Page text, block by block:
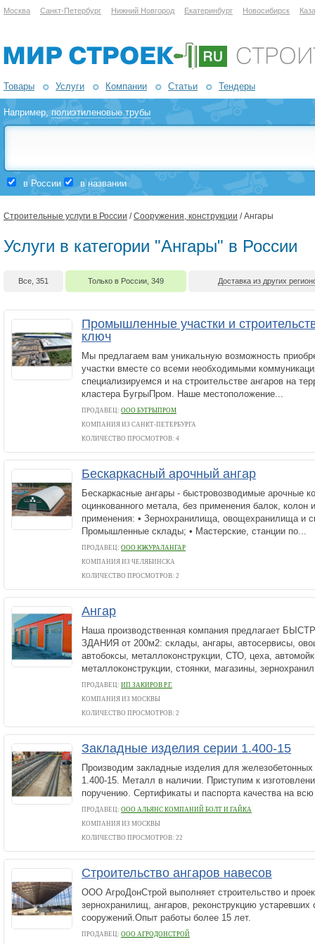
Москва Санкт-Петербург Нижний Новгород Екатеринбург Новосибирск
Товары Услуги Компании Статьи Тендеры
Например,полиэтиленовые трубы
в России в названии
Строительные услуги в России /Сооружения, конструкции / Ангары
Услуги в категории "Ангары" в России
Все, 351 Только в России, 349 Доставка из других
Промышленные участки и
ключ
Мы предлагаем вам уникальную возможность
участки вместе со всеми необходимыми
специализируемся и на строительстве ангаров на
кластера БугрыПром. Наше местоположение...
ПРОДАВЕЦ: ООО БУГРЫПРОМ
КОМПАНИЯ ИЗ САНКТ-ПЕТЕРБУРГА
КОЛИЧЕСТВО ПРОСМОТРОВ: 4
Бескаркасный арочный ангар
Бескаркасные ангары - быстровозводимые арочные
оцинкованного метала, без применения балок, колон
применения: • Зернохранилища, овощехранилища и
Промышленные склады; • Мастерские, станции по...
ПРОДАВЕЦ: ООО ЮЖУРАЛАНГАР
КОМПАНИЯ ИЗ ЧЕЛЯБИНСКА
КОЛИЧЕСТВО ПРОСМОТРОВ: 2
Ангар
Наша производственная компания предлагает
ЗДАНИЯ от 200м2: склады, ангары, автосервисы,
автобоксы, металлоконструкции, СТО, цеха,
металлоконструкции, стоянки, магазины,
ПРОДАВЕЦ: ИП ЗАКИРОВ Р.Г.
КОМПАНИЯ ИЗ МОСКВЫ
КОЛИЧЕСТВО ПРОСМОТРОВ: 2
Закладные изделия серии 1.400-15
Производим закладные изделия для железобетонных
1.400-15. Металл в наличии. Приступим к
поручению. Сертификаты и паспорта качества на
ПРОДАВЕЦ: ООО АЛЬЯНС КОМПАНИЙ БОЛТ И ГАЙКА
КОМПАНИЯ ИЗ МОСКВЫ
КОЛИЧЕСТВО ПРОСМОТРОВ: 22
Строительство ангаров навесов
ООО АгроДонСтрой выполняет строительство и
зернохранилищ, ангаров, реконструкцию устаревших
сооружений.Опыт работы более 15 лет.
ПРОДАВЕЦ: ООО АГРОДОНСТРОЙ